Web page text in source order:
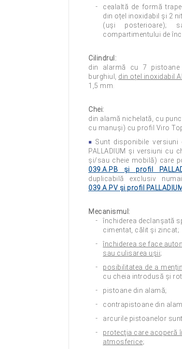
cealaltă de formă
din oțel inoxidabil și 2
(uși posterioare);
compartimentului de
Cilindrul:
din alarmă cu 7
burghiul, din oțel inoxidabil
1,5 mm.
Chei:
din alamă nichelată, cu
cu manuși) cu profil Viro
Sunt disponibile
PALLADIUM și versiuni cu
și/sau cheie mobilă) care
039.A.PB și profil
duplicabilă exclusiv
039.A.PV și profil
Mecanismul:
închiderea declanșată
cimentat, călit și zincat;
închiderea se face
sau culisarea ușii;
posibilitatea de a
cu cheia introdusă și
pistoane din alamă;
contrapistoane din
arcurile pistoanelor
protecţia care acoperă
atmosferice;